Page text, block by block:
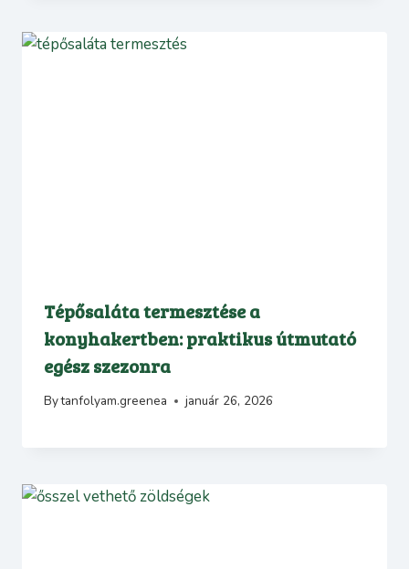
Tépősaláta termesztése a
konyhakertben: praktikus útmutató
egész szezonra
Bytanfolyam.greenea január 26, 2026